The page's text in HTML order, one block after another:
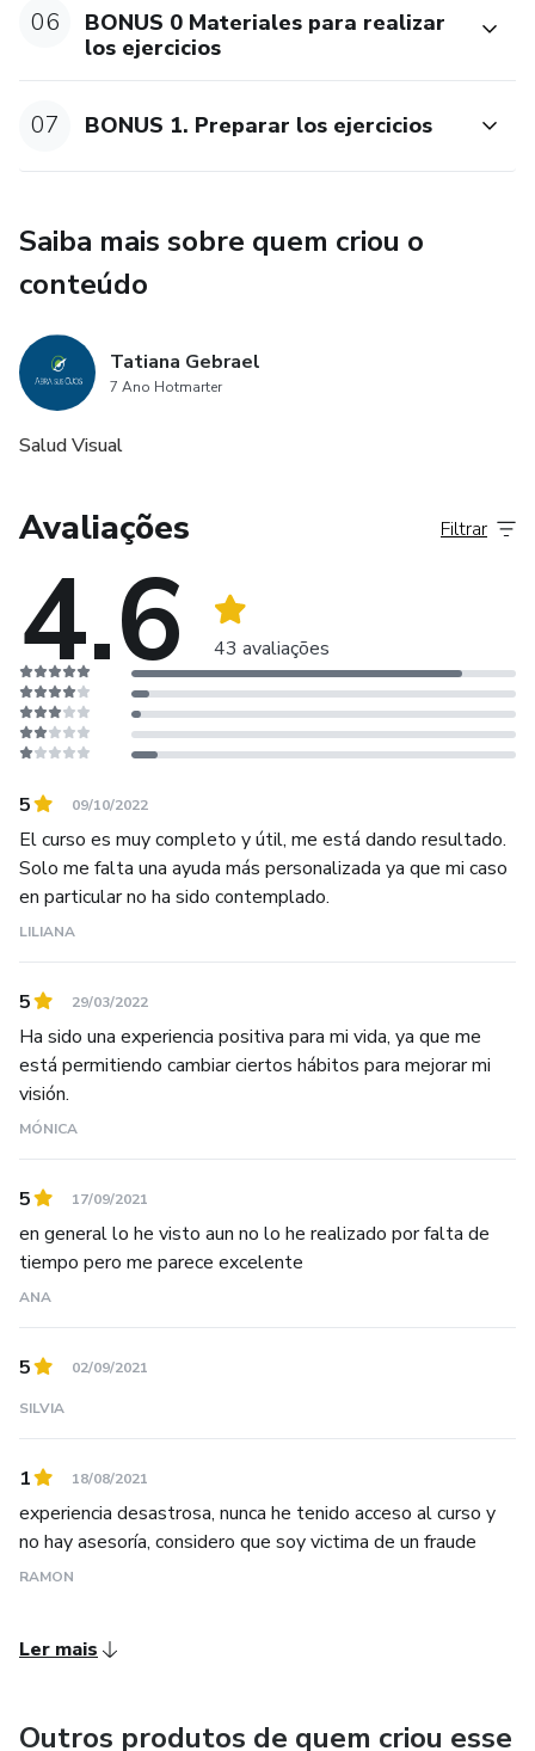
06
BONUS 0 Materiales para realizar
los ejercicios
07 BONUS 1. Preparar los ejercicios
Saiba mais sobre quem criou o
conteúdo
Tatiana Gebrael
7 Ano Hotmarter
Salud Visual
Avaliações
4.6 43 avaliações
Filtrar
5 09/10/2022
El curso es muy completo y útil, me está dando resultado.
Solo me falta una ayuda más personalizada ya que mi caso
en particular no ha sido contemplado.
LILIANA
5 29/03/2022
Ha sido una experiencia positiva para mi vida, ya que me
está permitiendo cambiar ciertos hábitos para mejorar mi
visión.
MÓNICA
5 17/09/2021
en general lo he visto aun no lo he realizado por falta de
tiempo pero me parece excelente
ANA
5 02/09/2021
SILVIA
1 18/08/2021
experiencia desastrosa, nunca he tenido acceso al curso y
no hay asesoría, considero que soy victima de un fraude
RAMON
Ler mais
Outros produtos de quem criou esse